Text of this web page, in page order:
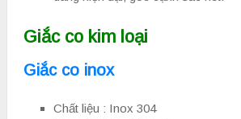
Giắc co kim loại
Giắc co inox
Chất liệu : Inox 304